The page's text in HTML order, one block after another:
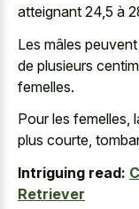
atteignant 24,5 à
Les mâles
de plusieurs
femelles.
Pour les femelles,
plus courte,
Intriguing read:
Retriever